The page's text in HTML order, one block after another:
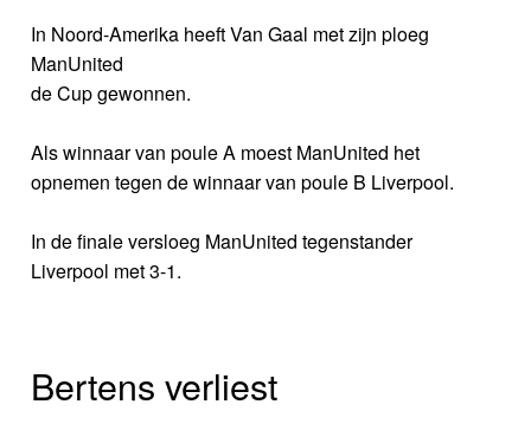
In Noord-Amerika heeft Van Gaal met zijn ploeg
ManUnited
de Cup gewonnen.
Als winnaar van poule A moest ManUnited het
opnemen tegen de winnaar van poule B Liverpool.
In de finale versloeg ManUnited tegenstander
Liverpool met 3-1.
Bertens verliest